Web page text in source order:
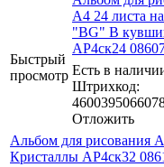
Быстрый
просмотр
А4 24 листа
"BG" В
АР4ск24
Есть в
Штрихкод:
Отложить
Альбом для рисования
Кристаллы АР4ск32